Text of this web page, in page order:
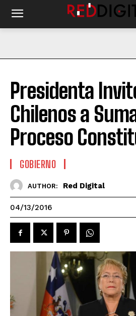
Presidenta
Chilenos a
Proceso
GOBIERNO
AUTHOR: Red Digital
04/13/2016